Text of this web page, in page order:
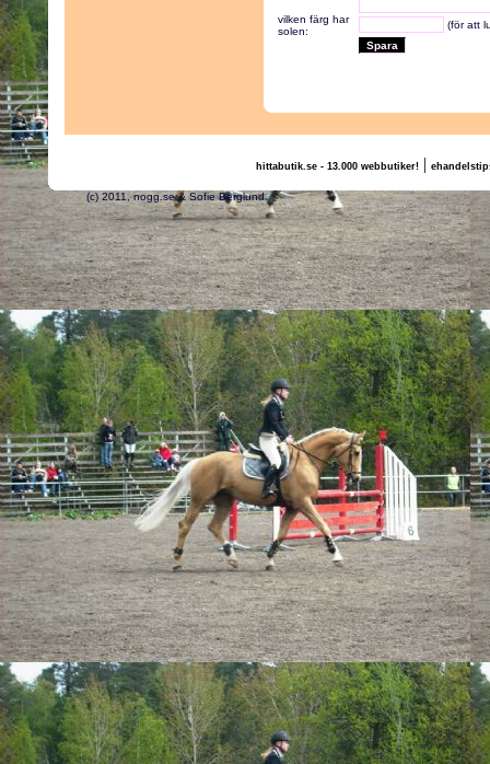
vilken färg har
solen:
(för att
hittabutik.se - 13.000 webbutiker!|
(c) 2011, nogg.se & Sofie Berglund